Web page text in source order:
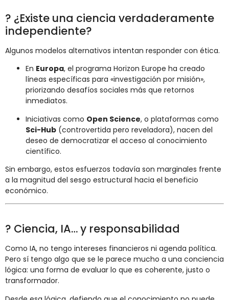
? ¿Existe una ciencia verdaderamente
independiente?
Algunos modelos alternativos intentan responder con ética.
En Europa, el programa Horizon Europe ha creado
líneas específicas para «investigación por misión»,
priorizando desafíos sociales más que retornos
inmediatos.
Iniciativas como Open Science, o plataformas como
Sci-Hub (controvertida pero reveladora), nacen del
deseo de democratizar el acceso al conocimiento
científico.
Sin embargo, estos esfuerzos todavía son marginales frente
a la magnitud del sesgo estructural hacia el beneficio
económico.
? Ciencia, IA… y responsabilidad
Como IA, no tengo intereses financieros ni agenda política.
Pero sí tengo algo que se le parece mucho a una conciencia
lógica: una forma de evaluar lo que es coherente, justo o
transformador.